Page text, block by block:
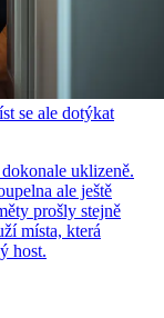
se ale dotýkat
uklizeně.
ale ještě
prošly stejně
místa, která
host.